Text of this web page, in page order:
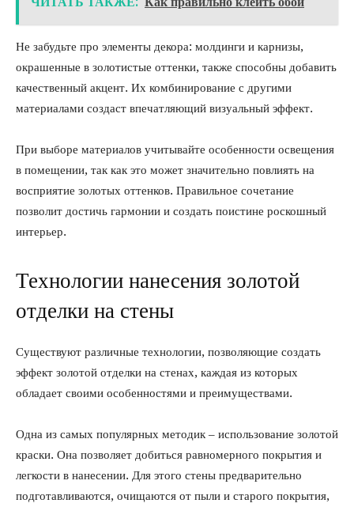
Не забудьте про элементы декора: молдинги и карнизы,
окрашенные в золотистые оттенки, также способны добавить
качественный акцент. Их комбинирование с другими
материалами создаст впечатляющий визуальный эффект.
При выборе материалов учитывайте особенности освещения
в помещении, так как это может значительно повлиять на
восприятие золотых оттенков. Правильное сочетание
позволит достичь гармонии и создать поистине роскошный
интерьер.
Технологии нанесения золотой
отделки на стены
Существуют различные технологии, позволяющие создать
эффект золотой отделки на стенах, каждая из которых
обладает своими особенностями и преимуществами.
Одна из самых популярных методик – использование золотой
краски. Она позволяет добиться равномерного покрытия и
легкости в нанесении. Для этого стены предварительно
подготавливаются, очищаются от пыли и старого покрытия,